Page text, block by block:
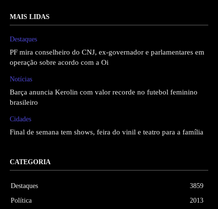
MAIS LIDAS
Destaques
PF mira conselheiro do CNJ, ex-governador e parlamentares em
operação sobre acordo com a Oi
Notícias
Barça anuncia Kerolin com valor recorde no futebol feminino
brasileiro
Cidades
Final de semana tem shows, feira do vinil e teatro para a família
CATEGORIA
Destaques
3859
Política
2013